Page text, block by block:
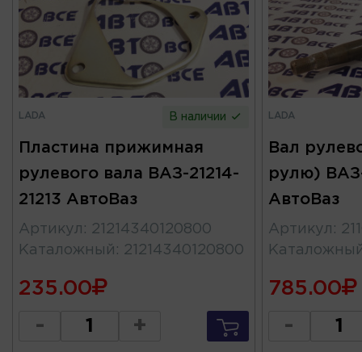
LADA В наличии
Пластина прижимная
рулевого вала ВАЗ-21214-
21213 АвтоВаз
Артикул : 21214340120800
Каталожный : 21214340120800
235.00
- +
LADA
Вал
рулю) ВАЗ-
АвтоВаз
Артикул :
785.00
-